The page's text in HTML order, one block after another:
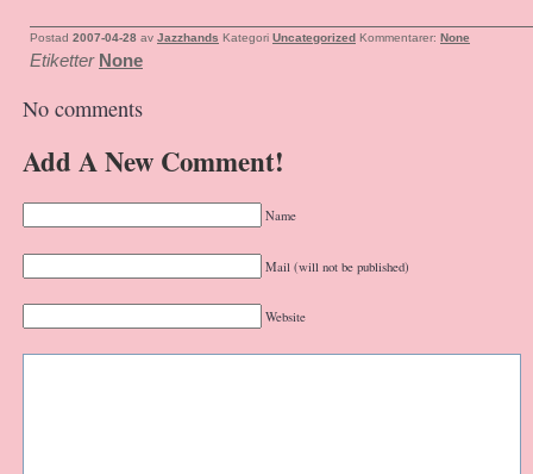
Postad 2007-04-28 av Jazzhands Kategori Uncategorized Kommentarer: None
Etiketter None
No comments
Add A New Comment!
Name
Mail (will not be published)
Website